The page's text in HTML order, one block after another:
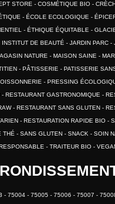
STORE COSMÉTIQUE BIO
ÉCOLE ECOLOGIQUE
ÉTHIQUE ÉQUITABLE
INSTITUT DE BEAUTÉ JARDIN PARC
NATURE MAISON SAINE
PÂTISSERIE PATISSERIE
PRESSING
RESTAURANT GASTRONOMIQUE
RESTAURANT SANS GLUTEN
RESTAURATION RAPIDE BIO
THÉ
SANS GLUTEN SNACK SOIN
TRAITEUR BIO
75004 75005 75006 75007